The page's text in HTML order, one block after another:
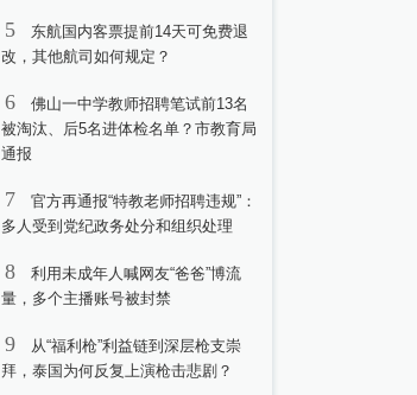
5
东航国内客票提前14天可免费退
改，其他航司如何规定？
6
佛山一中学教师招聘笔试前13名
被淘汰、后5名进体检名单？市教育局
通报
7
官方再通报“特教老师招聘违规”：
多人受到党纪政务处分和组织处理
8
利用未成年人喊网友“爸爸”博流
量，多个主播账号被封禁
9
从“福利枪”利益链到深层枪支崇
拜，泰国为何反复上演枪击悲剧？